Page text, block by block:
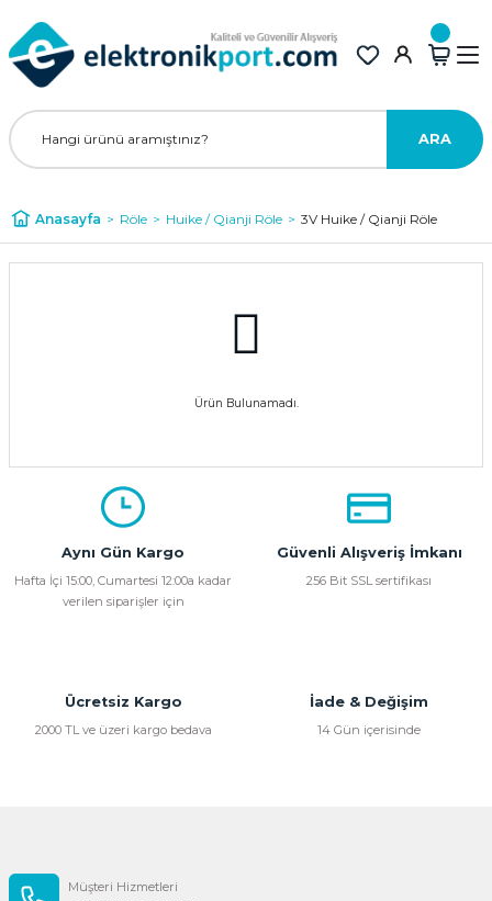
ARA
Anasayfa Röle Huike / Qianji Röle 3V Huike / Qianji Röle
Ürün Bulunamadı.
Aynı Gün Kargo
Hafta İçi 15:00, Cumartesi 12:00a kadar
verilen siparişler için
Güvenli Alışveriş İmkanı
256 Bit SSL sertifikası
Ücretsiz Kargo
2000 TL ve üzeri kargo bedava
İade & Değişim
14 Gün içerisinde
Müşteri Hizmetleri